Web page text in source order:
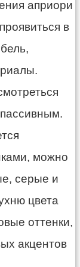
априори
в
можно
серые и
цвета
оттенки,
акцентов